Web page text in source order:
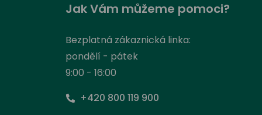
Jak Vám můžeme pomoci?
Bezplatná zákaznická linka:
pondělí - pátek
9:00 - 16:00
+420 800 119 900